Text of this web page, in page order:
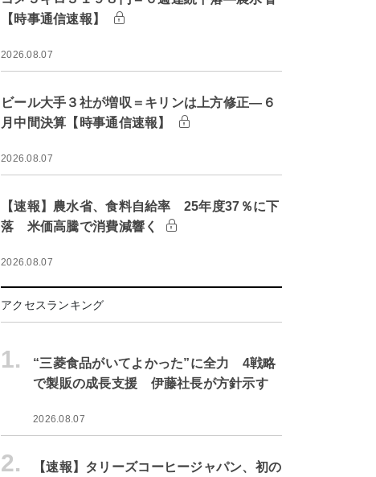
【時事通信速報】
2026.08.07
ビール大手３社が増収＝キリンは上方修正―６
月中間決算【時事通信速報】
2026.08.07
【速報】農水省、食料自給率 25年度37％に下
落 米価高騰で消費減響く
2026.08.07
アクセスランキング
1.
“三菱食品がいてよかった”に全力 4戦略
で製販の成長支援 伊藤社長が方針示す
2026.08.07
2.
【速報】タリーズコーヒージャパン、初の